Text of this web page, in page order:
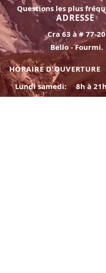
Questions les plus
ADRESSE
Cra 63 à # 77-20
Bello - Fourmi.
HORAIRE D'OUVERTURE
Lundi samedi:
8h à 21h
Dimanche : 8h-19h